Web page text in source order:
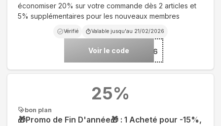
économiser 20% sur votre commande dès 2 articles et
5% supplémentaires pour les nouveaux membres
Vérifié Valable jusqu'au 21/02/2026
Voir le code***E2026
bon plan
🎁Promo de Fin D'année🎁 : 1 Acheté pour -15%,
25%